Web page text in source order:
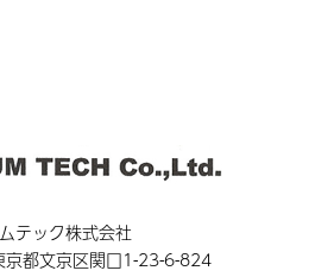
テック株式会社
都文京区関口1-23-6-824